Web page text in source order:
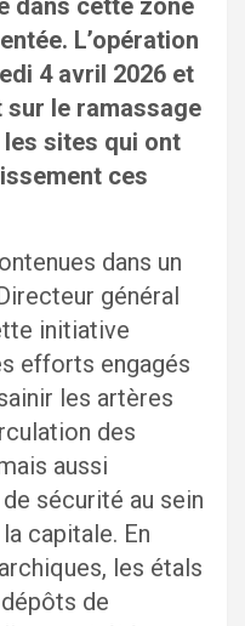
L’opération
4 avril 2026 et
le ramassage
sites qui ont
ces
dans un
général
initiative
efforts engagés
les artères
des
aussi
sécurité au sein
capitale. En
les étals
de